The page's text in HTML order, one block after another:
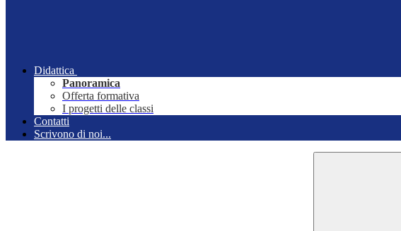
Didattica
Panoramica
Offerta formativa
I progetti delle classi
Contatti
Scrivono di noi...